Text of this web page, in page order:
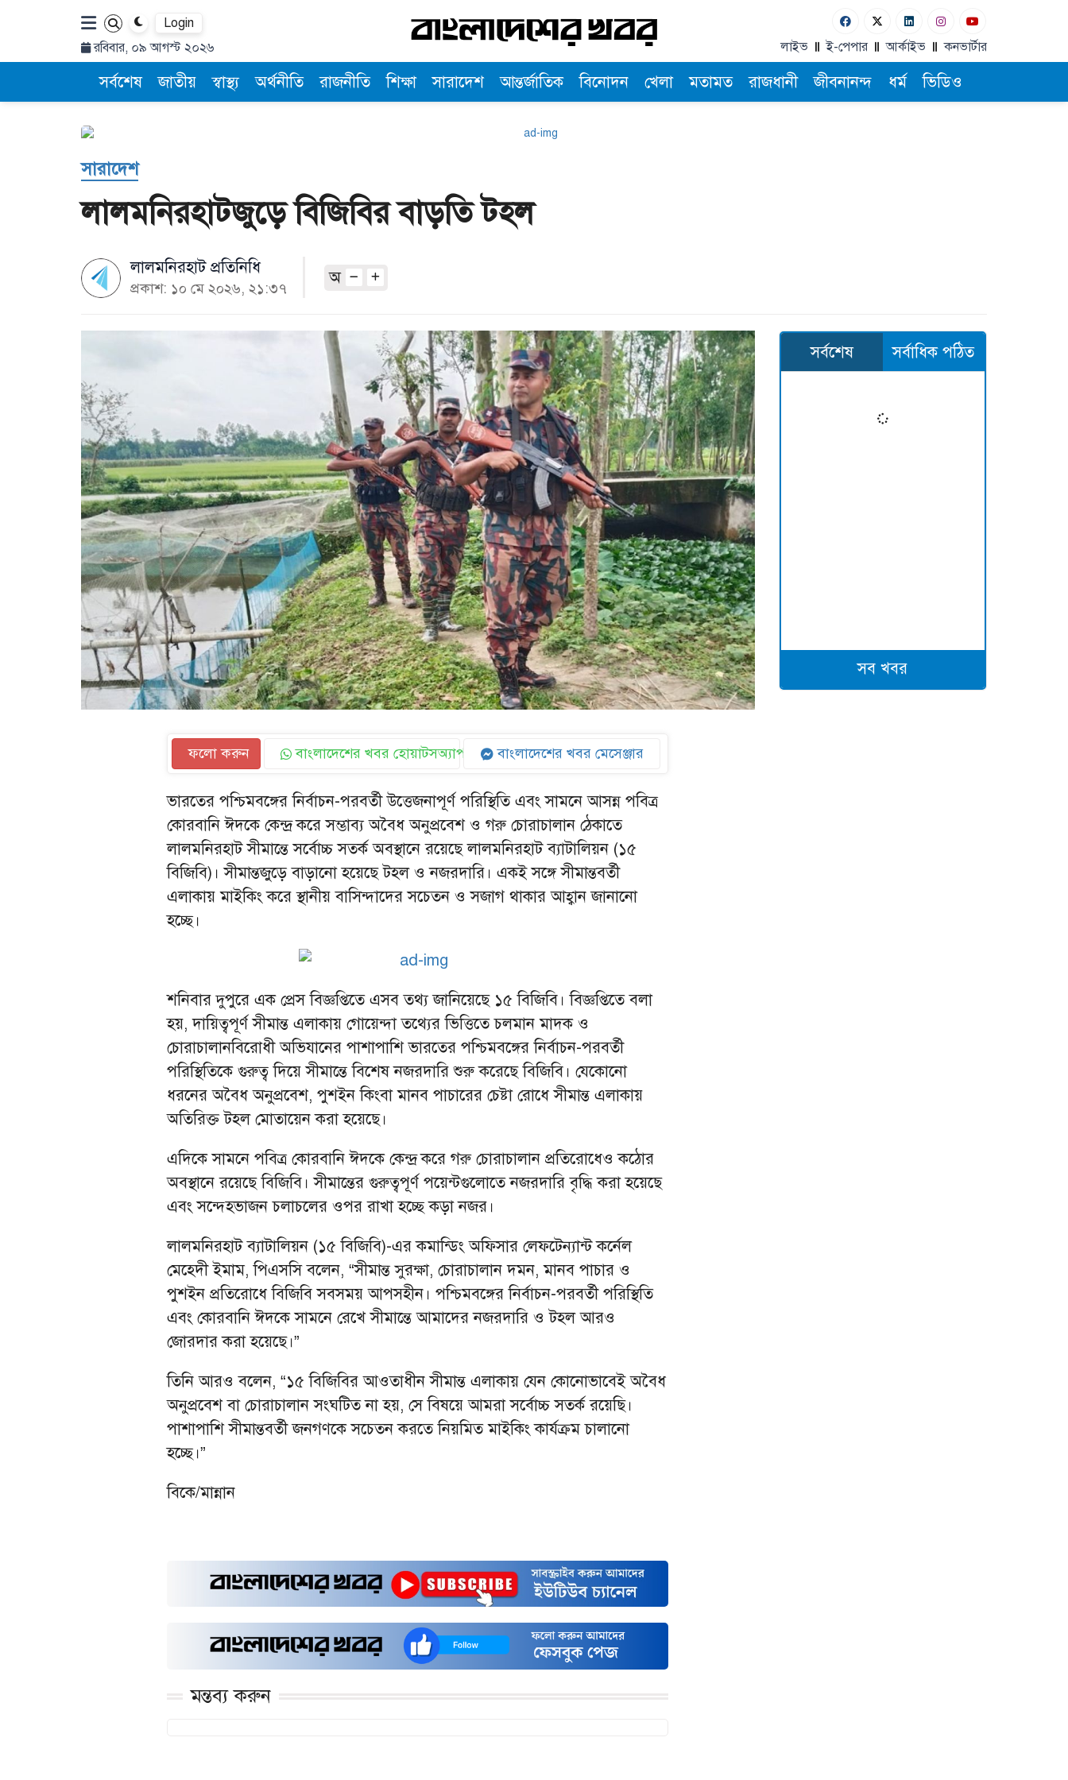
Login
রবিবার, ০৯ আগস্ট ২০২৬
লাইভ ই-পেপার আর্কাইভ কনভার্টার
সর্বশেষ জাতীয় স্বাস্থ্য অর্থনীতি রাজনীতি শিক্ষা সারাদেশ আন্তর্জাতিক বিনোদন খেলা মতামত রাজধানী জীবনানন্দ ধর্ম ভিডিও
সারাদেশ
লালমনিরহাটজুড়ে বিজিবির বাড়তি টহল
লালমনিরহাট প্রতিনিধি
প্রকাশ: ১০ মে ২০২৬, ২১:৩৭
অ
ফলো করুন বাংলাদেশের খবর হোয়াটসঅ্যাপ বাংলাদেশের খবর মেসেঞ্জার
ভারতের পশ্চিমবঙ্গের নির্বাচন-পরবর্তী উত্তেজনাপূর্ণ পরিস্থিতি এবং সামনে আসন্ন পবিত্র
কোরবানি ঈদকে কেন্দ্র করে সম্ভাব্য অবৈধ অনুপ্রবেশ ও গরু চোরাচালান ঠেকাতে
লালমনিরহাট সীমান্তে সর্বোচ্চ সতর্ক অবস্থানে রয়েছে লালমনিরহাট ব্যাটালিয়ন (১৫
বিজিবি)। সীমান্তজুড়ে বাড়ানো হয়েছে টহল ও নজরদারি। একই সঙ্গে সীমান্তবর্তী
এলাকায় মাইকিং করে স্থানীয় বাসিন্দাদের সচেতন ও সজাগ থাকার আহ্বান জানানো
হচ্ছে।
শনিবার দুপুরে এক প্রেস বিজ্ঞপ্তিতে এসব তথ্য জানিয়েছে ১৫ বিজিবি। বিজ্ঞপ্তিতে বলা
হয়, দায়িত্বপূর্ণ সীমান্ত এলাকায় গোয়েন্দা তথ্যের ভিত্তিতে চলমান মাদক ও
চোরাচালানবিরোধী অভিযানের পাশাপাশি ভারতের পশ্চিমবঙ্গের নির্বাচন-পরবর্তী
পরিস্থিতিকে গুরুত্ব দিয়ে সীমান্তে বিশেষ নজরদারি শুরু করেছে বিজিবি। যেকোনো
ধরনের অবৈধ অনুপ্রবেশ, পুশইন কিংবা মানব পাচারের চেষ্টা রোধে সীমান্ত এলাকায়
অতিরিক্ত টহল মোতায়েন করা হয়েছে।
এদিকে সামনে পবিত্র কোরবানি ঈদকে কেন্দ্র করে গরু চোরাচালান প্রতিরোধেও কঠোর
অবস্থানে রয়েছে বিজিবি। সীমান্তের গুরুত্বপূর্ণ পয়েন্টগুলোতে নজরদারি বৃদ্ধি করা হয়েছে
এবং সন্দেহভাজন চলাচলের ওপর রাখা হচ্ছে কড়া নজর।
লালমনিরহাট ব্যাটালিয়ন (১৫ বিজিবি)-এর কমান্ডিং অফিসার লেফটেন্যান্ট কর্নেল
মেহেদী ইমাম, পিএসসি বলেন, “সীমান্ত সুরক্ষা, চোরাচালান দমন, মানব পাচার ও
পুশইন প্রতিরোধে বিজিবি সবসময় আপসহীন। পশ্চিমবঙ্গের নির্বাচন-পরবর্তী পরিস্থিতি
এবং কোরবানি ঈদকে সামনে রেখে সীমান্তে আমাদের নজরদারি ও টহল আরও
জোরদার করা হয়েছে।”
তিনি আরও বলেন, “১৫ বিজিবির আওতাধীন সীমান্ত এলাকায় যেন কোনোভাবেই অবৈধ
অনুপ্রবেশ বা চোরাচালান সংঘটিত না হয়, সে বিষয়ে আমরা সর্বোচ্চ সতর্ক রয়েছি।
পাশাপাশি সীমান্তবর্তী জনগণকে সচেতন করতে নিয়মিত মাইকিং কার্যক্রম চালানো
হচ্ছে।”
বিকে/মান্নান
মন্তব্য করুন
সর্বশেষ সর্বাধিক পঠিত
সব খবর